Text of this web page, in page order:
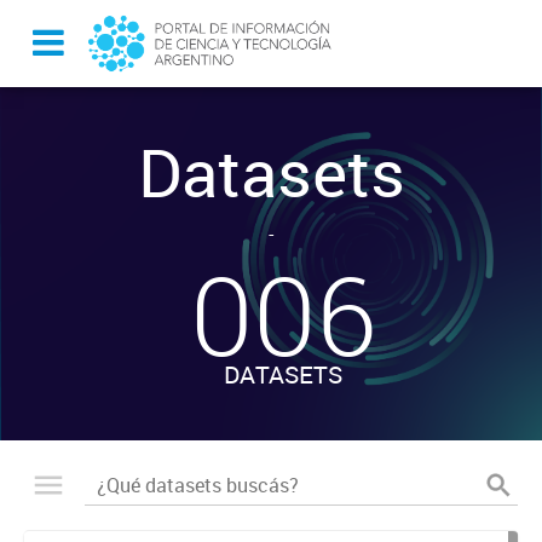
Datasets
-
006
DATASETS